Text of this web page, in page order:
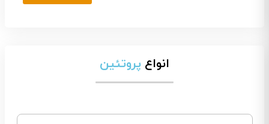
انواع پروتئین